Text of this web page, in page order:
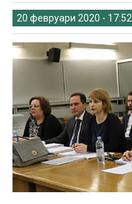
20 февруари 2020 - 17:52